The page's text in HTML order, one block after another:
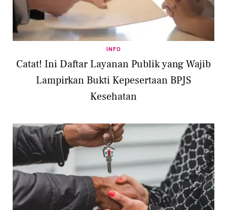
INFO
Catat! Ini Daftar Layanan Publik yang Wajib
Lampirkan Bukti Kepesertaan BPJS
Kesehatan